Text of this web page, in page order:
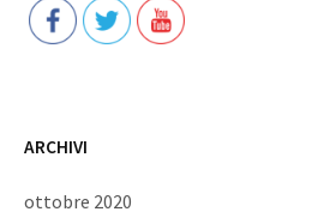
ARCHIVI
ottobre 2020